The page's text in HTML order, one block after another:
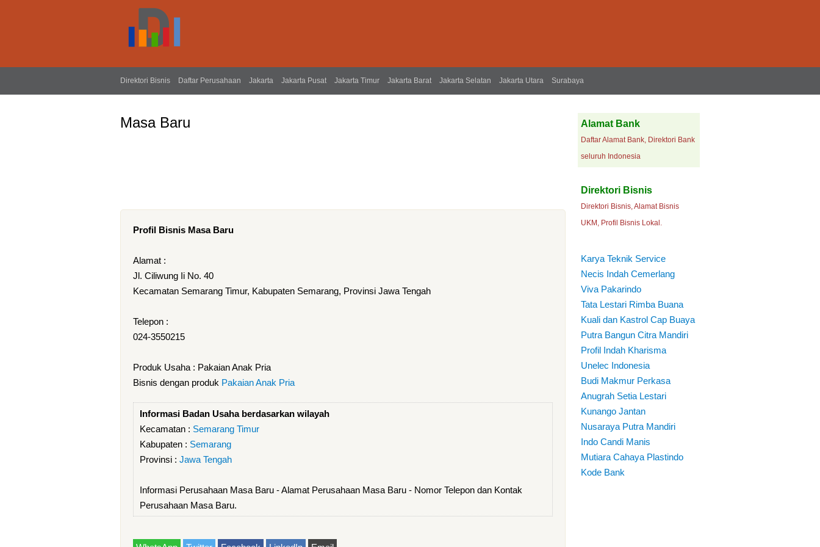
Direktori Bisnis Daftar Perusahaan Jakarta Jakarta Pusat Jakarta Timur Jakarta Barat Jakarta Selatan Jakarta Utara Surabaya
Masa Baru
Profil Bisnis Masa Baru
Alamat :
Jl. Ciliwung Ii No. 40
Kecamatan Semarang Timur, Kabupaten Semarang, Provinsi Jawa Tengah
Telepon :
024-3550215
Produk Usaha : Pakaian Anak Pria
Bisnis dengan produk Pakaian Anak Pria
Informasi Badan Usaha berdasarkan wilayah
Kecamatan : Semarang Timur
Kabupaten : Semarang
Provinsi : Jawa Tengah
Informasi Perusahaan Masa Baru - Alamat Perusahaan Masa Baru - Nomor Telepon dan Kontak
Perusahaan Masa Baru.
Alamat Bank
Daftar Alamat Bank, Direktori Bank
seluruh Indonesia
Direktori Bisnis
Direktori Bisnis, Alamat Bisnis
UKM, Profil Bisnis Lokal.
Karya Teknik Service
Necis Indah Cemerlang
Viva Pakarindo
Tata Lestari Rimba Buana
Kuali dan Kastrol Cap Buaya
Putra Bangun Citra Mandiri
Profil Indah Kharisma
Unelec Indonesia
Budi Makmur Perkasa
Anugrah Setia Lestari
Kunango Jantan
Nusaraya Putra Mandiri
Indo Candi Manis
Mutiara Cahaya Plastindo
Kode Bank